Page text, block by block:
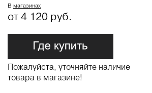
В магазинах
от 4 120 руб.
Пожалуйста, уточняйте наличие
товара в магазине!